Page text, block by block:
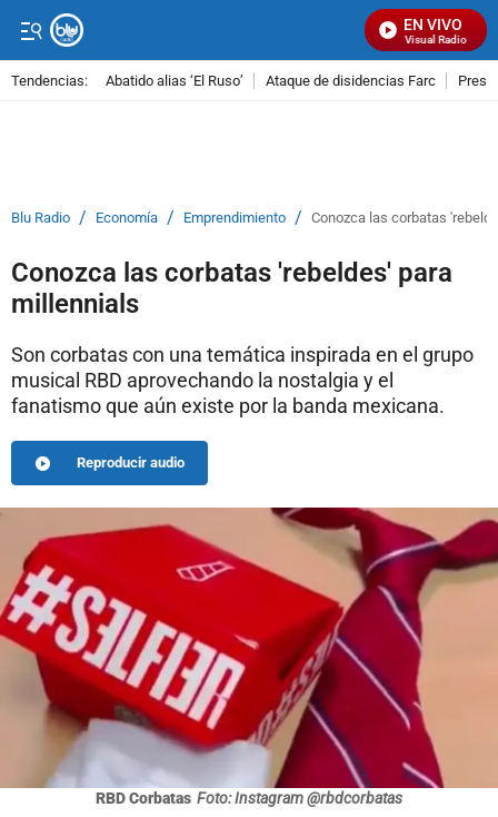
EN VIVO
Señal Visual Radio
Tendencias: Abatido alias ‘El Ruso’ Ataque de disidencias Farc
Blu Radio / Economía / Emprendimiento / Conozca las corbatas
Conozca las corbatas 'rebeldes' para
millennials
Son corbatas con una temática inspirada en el grupo
musical RBD aprovechando la nostalgia y el
fanatismo que aún existe por la banda mexicana.
Reproducir audio
RBD Corbatas Foto: Instagram @rbdcorbatas